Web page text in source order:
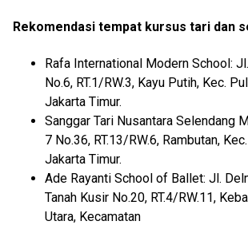
Rekomendasi tempat kursus tari dan
Rafa International Modern School:
No.6, RT.1/RW.3, Kayu Putih, Kec.
Jakarta Timur.
Sanggar Tari Nusantara Selendang
7 No.36, RT.13/RW.6, Rambutan,
Jakarta Timur.
Ade Rayanti School of Ballet: Jl.
Tanah Kusir No.20, RT.4/RW.11,
Utara, Kecamatan